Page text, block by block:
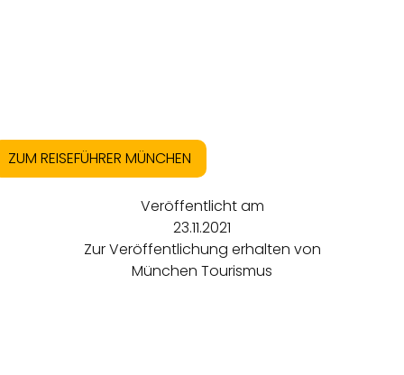
ZUM REISEFÜHRER MÜNCHEN
Veröffentlicht am
23.11.2021
Zur Veröffentlichung erhalten von
München Tourismus